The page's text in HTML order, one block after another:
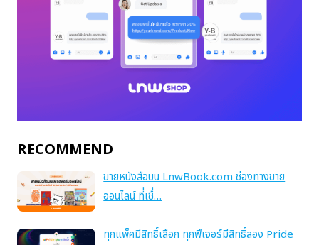
RECOMMEND
ขายหนังสือบน LnwBook.com ช่องทางขาย
ออนไลน์ ที่เชื่…
ทุกแพ็คมีสิทธิ์เลือก ทุกฟีเจอร์มีสิทธิ์ลอง Pride